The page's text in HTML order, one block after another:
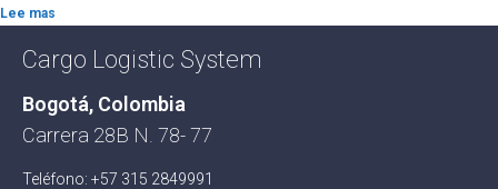
Lee mas
Cargo Logistic System
Bogotá, Colombia
Carrera 28B N. 78- 77
Teléfono: +57 315 2849991